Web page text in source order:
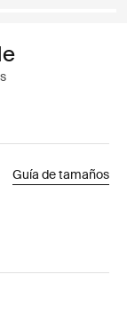
Guía de tamaños